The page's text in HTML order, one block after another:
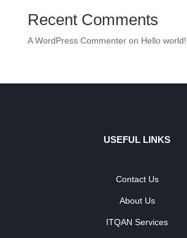
Recent Comments
A WordPress Commenteron Hello world!
USEFUL LINKS
Contact Us
About Us
ITQAN Services